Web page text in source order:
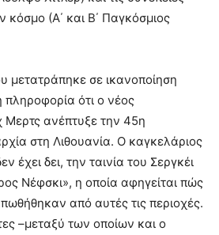
κόσμο (Α΄ και Β΄ Παγκόσμιος
μετατράπηκε σε ικανοποίηση
πληροφορία ότι ο νέος
Μερτς ανέπτυξε την 45η
στη Λιθουανία. Ο καγκελάριος
έχει δει, την ταινία του Σεργκέι
Νέφσκι», η οποία αφηγείται πώς
από αυτές τις περιοχές.
–μεταξύ των οποίων και ο